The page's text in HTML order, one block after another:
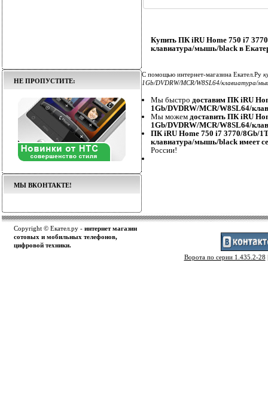
НЕ ПРОПУСТИТЕ:
МЫ ВКОНТАКТЕ!
Купить ПК iRU Home 750 i7
клавиатура/мышь/black в
С помощью интернет-магазина Екател.Ру
1Gb/DVDRW/MCR/W8SL64/клавиатура/
Мы быстро доставим ПК iRU
1Gb/DVDRW/MCR/W8SL64/
Мы можем доставить ПК iRU
1Gb/DVDRW/MCR/W8SL64/
ПК iRU Home 750 i7 3770/8Gb/
клавиатура/мышь/black имеет
России!
Copyright © Екател.ру - интернет магазин
сотовых и мобильных телефонов,
цифровой техники.
Ворота по серии 1.435.2-28